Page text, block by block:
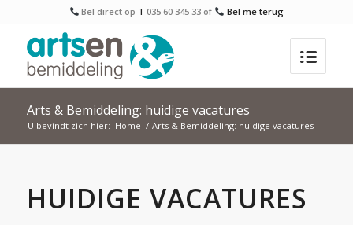
Bel direct op T 035 60 345 33 of Bel me terug
Arts & Bemiddeling: huidige vacatures
U bevindt zich hier: Home / Arts & Bemiddeling: huidige vacatures
HUIDIGE VACATURES